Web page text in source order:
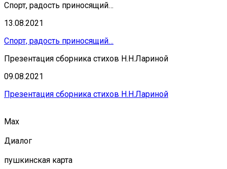
Спорт, радость приносящий…
13.08.2021
Спорт, радость приносящий…
Презентация сборника стихов Н.Н.Лариной
09.08.2021
Презентация сборника стихов Н.Н.Лариной
Мах
Диалог
пушкинская карта